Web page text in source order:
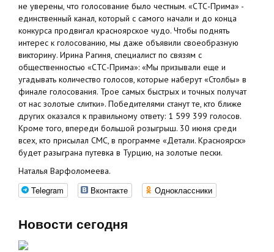
не уверены, что голосование было честным. «СТС-Прима» -
единственный канал, который с самого начали и до конца
конкурса продвигал красноярское чудо. Чтобы поднять
интерес к голосованию, мы даже объявили своеобразную
викторину. Ирина Рагиня, специалист по связям с
общественностью «СТС-Прима»: «Мы призывали еще и
угадывать количество голосов, которые наберут «Столбы» в
финале голосования. Трое самых быстрых и точных получат
от нас золотые слитки». Победителями станут те, кто ближе
других оказался к правильному ответу: 1 599 399 голосов.
Кроме того, впереди большой розыгрыш. 30 июня среди
всех, кто присылал СМС, в программе «Детали. Красноярск»
будет разыграна путевка в Турцию, на золотые пески.
Наталья Варфоломеева.
Telegram Вконтакте Одноклассники
Новости сегодня